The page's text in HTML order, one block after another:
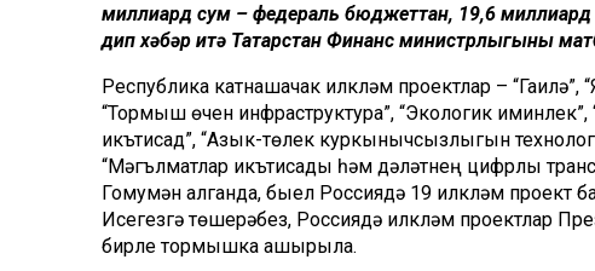
миллиард сум – федераль бюджеттан, 19,6 миллиард
дип хәбәр итә Татарстан Финанс министрлыгының
Республика катнашачак илкүләм проектлар –
“Тормыш өчен инфраструктура”, “Экологик
икътисад”, “Азык-төлек куркынычсызлыгын
“Мәгълүматлар икътисады һәм дәүләтнең цифрлы
Гомумән алганда, быел Россиядә 19 илкүләм проект
Исегезгә төшерәбез, Россиядә илкүләм проектлар
бирле тормышка ашырыла.